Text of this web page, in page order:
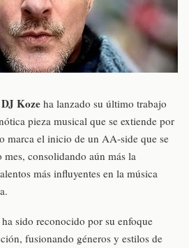
DJ Koze ha lanzado su último trabajo
pieza musical que se extiende por
marca el inicio de un AA-side que se
consolidando aún más la
más influyentes en la música
ha sido reconocido por su enfoque
fusionando géneros y estilos de